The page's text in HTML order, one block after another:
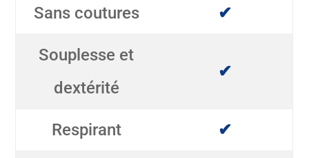
Sans coutures ✔
Souplesse et
dextérité
✔
Respirant ✔